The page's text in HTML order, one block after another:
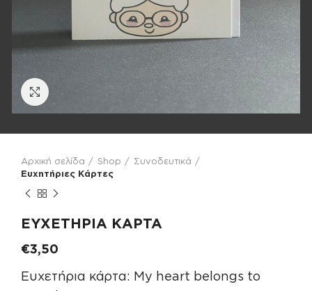
Αρχική σελίδα Shop
Συνοδευτικά
Ευχητήριες Κάρτες
ΕΥΧΕΤΗΡΙΑ ΚΑΡΤΑ
€3,50
Ευχετήρια κάρτα: My heart belongs to